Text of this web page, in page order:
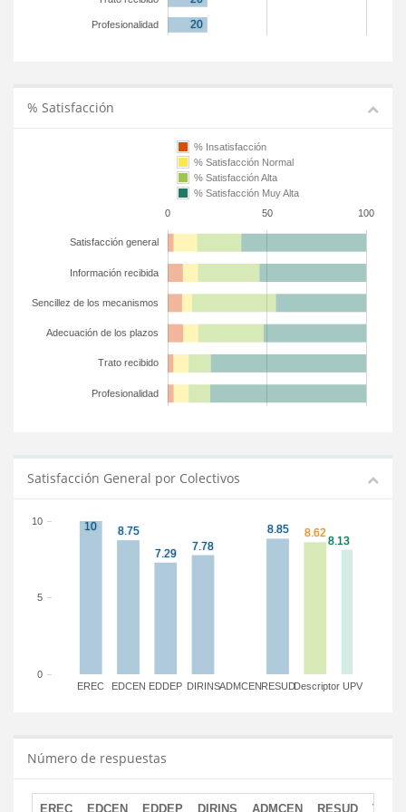
Profesionalidad
% Satisfacción
0 50 100
Satisfacción general
Información recibida
Sencillez de los mecanismos
Adecuación de los plazos
Trato recibido
Profesionalidad
% Insatisfacción
% Satisfacción Normal
% Satisfacción Alta
% Satisfacción Muy Alta
Satisfacción General por Colectivos
EREC EDCEN EDDEP DIRINSADMCENRESUDDescriptor UPV
0
5
10
Número de respuestas
EREC EDCEN EDDEP DIRINS ADMCEN RESUD